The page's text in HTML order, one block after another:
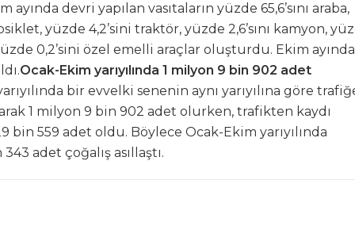
ayında devri yapılan vasıtaların yüzde 65,6’sını araba,
yüzde 4,2’sini traktör, yüzde 2,6’sını kamyon,
0,2’sini özel emelli araçlar oluşturdu. Ekim ayında
Ocak-Ekim yarıyılında 1 milyon 9 bin 902 adet
bir evvelki senenin aynı yarıyılına göre
1 milyon 9 bin 902 adet olurken, trafikten kaydı
bin 559 adet oldu. Böylece Ocak-Ekim yarıyılında
adet çoğalış asıllaştı.